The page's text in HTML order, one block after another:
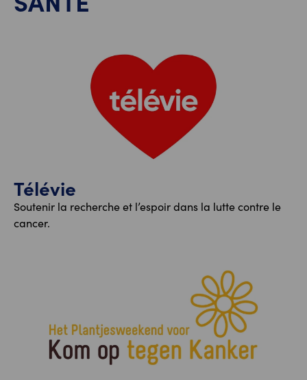
Télévie
Soutenir la recherche et l’espoir dans la lutte contre le
cancer.